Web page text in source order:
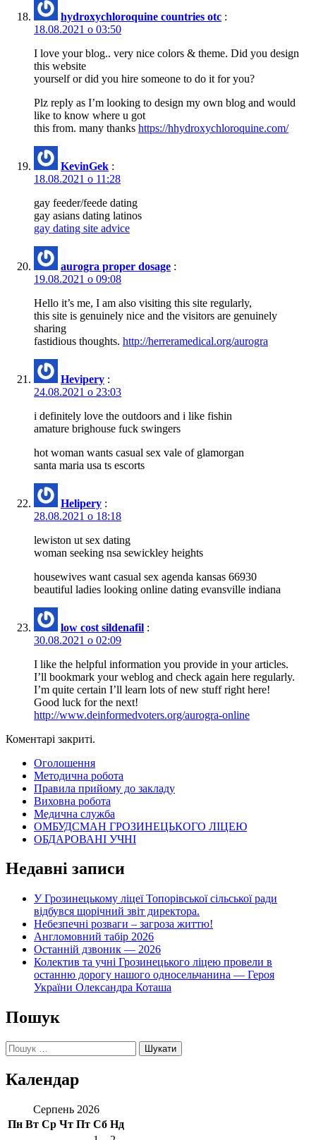
hydroxychloroquine countries otc :
18.08.2021 о 03:50
I love your blog.. very nice colors & theme. Did you design
this website
yourself or did you hire someone to do it for you?
Plz reply as I’m looking to design my own blog and would
like to know where u got
this from. many thanks https://hhydroxychloroquine.com/
KevinGek :
18.08.2021 о 11:28
gay feeder/feede dating
gay asians dating latinos
gay dating site advice
aurogra proper dosage :
19.08.2021 о 09:08
Hello it’s me, I am also visiting this site regularly,
this site is genuinely nice and the visitors are genuinely
sharing
fastidious thoughts. http://herreramedical.org/aurogra
Hevipery :
24.08.2021 о 23:03
i definitely love the outdoors and i like fishin
amature brighouse fuck swingers
hot woman wants casual sex vale of glamorgan
santa maria usa ts escorts
Helipery :
28.08.2021 о 18:18
lewiston ut sex dating
woman seeking nsa sewickley heights
housewives want casual sex agenda kansas 66930
beautiful ladies looking online dating evansville indiana
low cost sildenafil :
30.08.2021 о 02:09
I like the helpful information you provide in your articles.
I’ll bookmark your weblog and check again here regularly.
I’m quite certain I’ll learn lots of new stuff right here!
Good luck for the next!
http://www.deinformedvoters.org/aurogra-online
Коментарі закриті.
Оголошення
Методична робота
Правила прийому до закладу
Виховна робота
Медична служба
ОМБУДСМАН ГРОЗИНЕЦЬКОГО ЛІЦЕЮ
ОБДАРОВАНІ УЧНІ
Недавні записи
У Грозинецькому ліцеї Топорівської сільської ради
відбувся щорічний звіт директора.
Небезпечні розваги – загроза життю!
Англомовний табір 2026
Останній дзвоник — 2026
Колектив та учні Грозинецького ліцею провели в
останню дорогу нашого односельчанина — Героя
України Олександра Коташа
Пошук
Пошук:
Календар
Серпень 2026
Пн Вт Ср Чт Пт Сб Нд